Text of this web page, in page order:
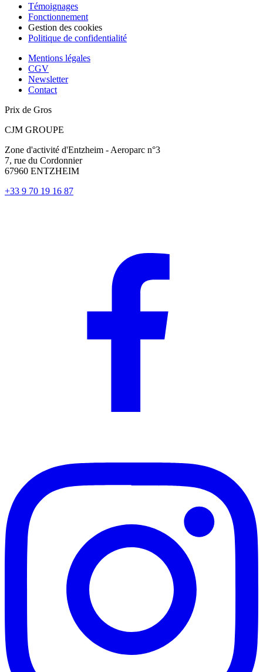
Témoignages
Fonctionnement
Gestion des cookies
Politique de confidentialité
Mentions légales
CGV
Newsletter
Contact
Prix de Gros
CJM GROUPE
Zone d'activité d'Entzheim - Aeroparc n°3
7, rue du Cordonnier
67960 ENTZHEIM
+33 9 70 19 16 87